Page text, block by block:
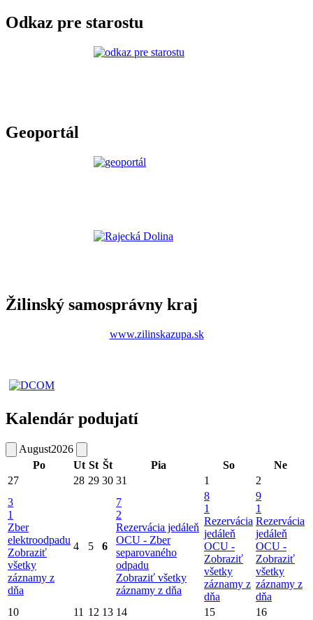
Odkaz pre starostu
Geoportál
Žilinský samosprávny kraj
www.zilinskazupa.sk
Kalendár podujatí
August2026
Po
Ut St Št Pia So
Ne
27
28 29 30 31 1
2
3
1
Zber
elektroodpadu
Zobraziť
všetky
záznamy z
dňa
4 5 6
7
2
Rezervácia jedáleň
OCU - Zber
separovaného
odpadu
Zobraziť všetky
záznamy z dňa
8
1
Rezervácia
jedáleň
OCU -
Zobraziť
všetky
záznamy z
dňa
9
1
Rezervácia
jedáleň
OCU -
Zobraziť
všetky
záznamy z
dňa
10
11 12 13 14 15 16